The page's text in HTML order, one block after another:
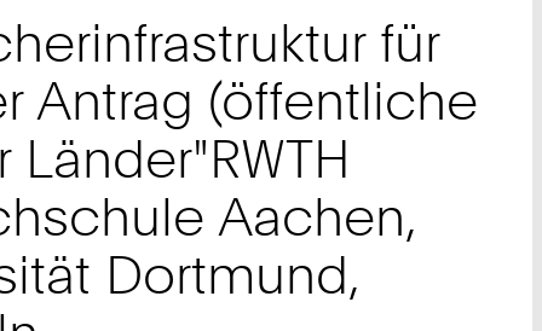
für
Antrag (öffentliche
Aachen,
Dortmund,